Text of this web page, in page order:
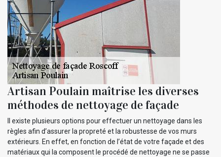
Artisan Poulain maîtrise les diverses
méthodes de nettoyage de façade
Il existe plusieurs options pour effectuer un nettoyage dans les
règles afin d’assurer la propreté et la robustesse de vos murs
extérieurs. En effet, en fonction de l’état de votre façade et des
matériaux qui la composent le procédé de nettoyage ne se passe